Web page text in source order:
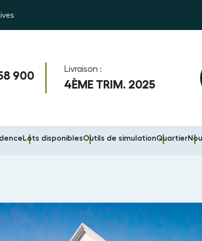
900
Livraison :
4ÈME TRIM. 2025
Lots disponiblesOutils de simulationQuartier